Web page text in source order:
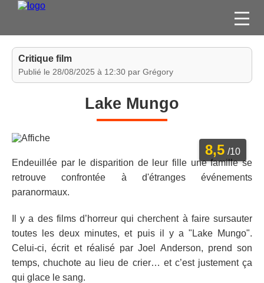
FILMS
JEUX VIDÉO
DIVERS
Critique film
Publié le 28/08/2025 à 12:30 par Grégory
Lake Mungo
8,5 /10
Endeuillée par le disparition de leur fille une famille se
retrouve confrontée à d'étranges événements
paranormaux.
Il y a des films d’horreur qui cherchent à faire sursauter
toutes les deux minutes, et puis il y a "Lake Mungo".
Celui-ci, écrit et réalisé par Joel Anderson, prend son
temps, chuchote au lieu de crier… et c’est justement ça
qui glace le sang.